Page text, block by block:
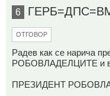
6
ОТГОВОР
Радев как се нарича
РОБОВЛАДЕЛЦИТЕ и
ПРЕЗИДЕНТ